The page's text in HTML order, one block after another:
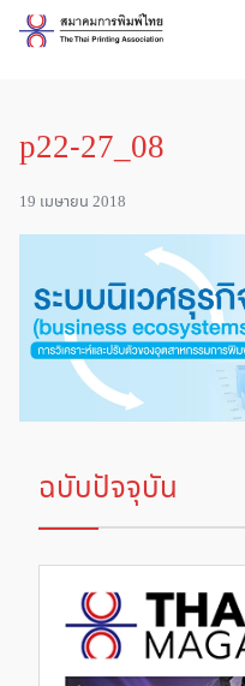
Skip
p22-27_08
19 เมษายน 2018
ฉบับปัจจุบัน